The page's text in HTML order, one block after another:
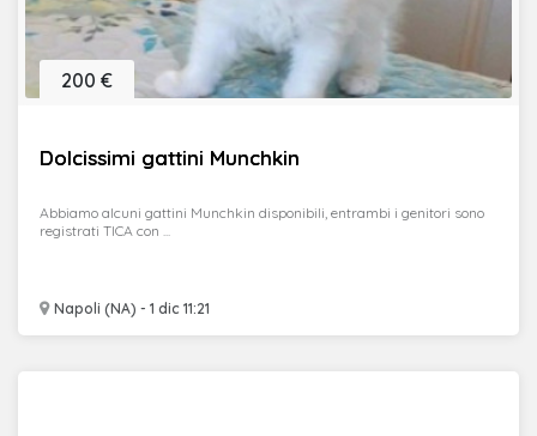
Dolcissimi gattini Munchkin
Napoli (NA) - 1 dic 11:21
200 €
Abbiamo alcuni gattini Munchkin disponibili, entrambi i genitori sono
registrati TICA con ...